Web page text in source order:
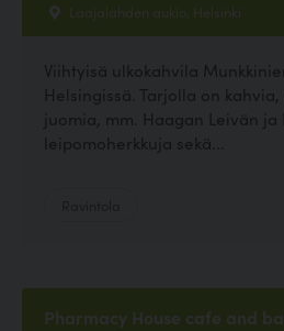
Laajalahden aukio, Helsinki
Viihtyisä ulkokahvila
Helsingissä. Tarjolla on
juomia, mm. Haagan Leivän
leipomoherkkuja sekä...
Pharmacy House cafe and